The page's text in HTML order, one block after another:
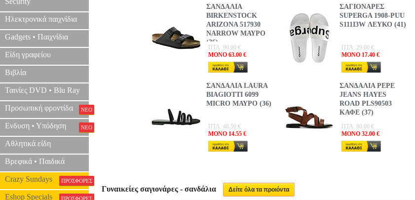
Ηλεκτρονικά παιχνίδια
Gadgets • Παιχνίδια
Είδη γραφείου
Βιβλία
Ταινίες DVD • Blu Ray
Προσωπική φροντίδα ΝΕΟ
Ενδυση • Υπόδηση ΝΕΟ
Αθλητικά είδη
Βρεφικά • Παιδικά
Crazy Sundays ΠΡΟΣΦΟΡΕΣ
Eshop Specials ΠΡΟΣΦΟΡΕΣ
ΣΑΝΔΑΛΙΑ
BIRKENSTOCK
ARIZONA 517930
NARROW ΜΑΥΡΟ
(36)
ΠΤΛ 90.00 €
MONO 63.00 €
ΣΑΓΙΟΝΑΡΕΣ
SUPERGA 1908-PUU
S111I3W ΛΕΥΚΟ (41)
ΠΤΛ 29.00 €
MONO 17.40 €
ΣΑΝΔΑΛΙΑ LAURA
BIAGIOTTI 6099
MICRO ΜΑΥΡΟ (41)
ΠΤΛ 48.50 €
ΣΑΝΔΑΛΙΑ LAURA
BIAGIOTTI 6099
MICRO ΜΑΥΡΟ (36)
ΠΤΛ 48.50 €
MONO 14.55 €
ΣΑΝΔΑΛΙΑ PEPE
JEANS HAYES
ROAD PLS90503
ΚΑΦΕ (37)
ΠΤΛ 80.00 €
MONO 32.00 €
Γυναικείες σαγιονάρες - σανδάλια Δείτε όλα τα προιόντα